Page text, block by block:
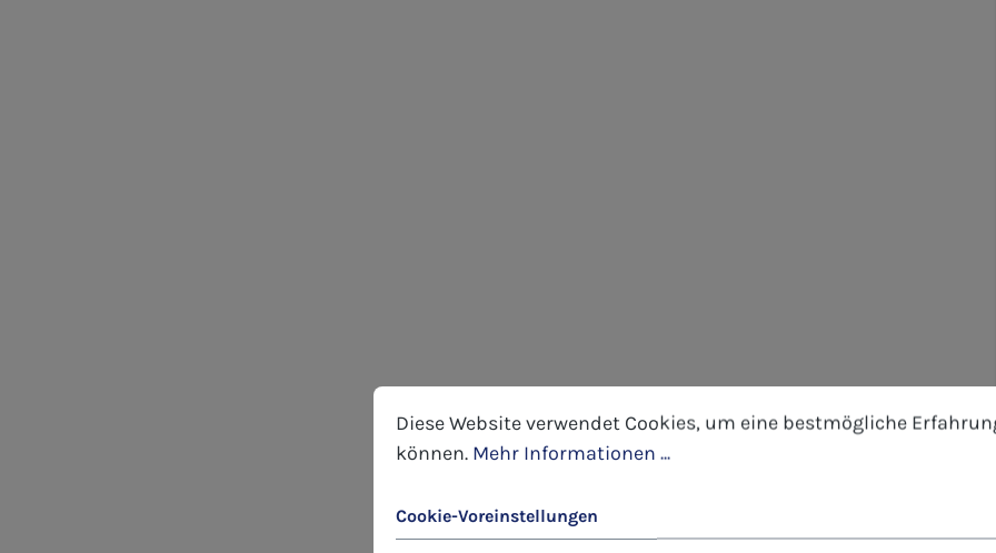
Cookie-Voreinstellungen
Diese Website verwendet Cookies, um eine bestmögliche Erfahrung
Diese Website verwendet Cookies, um eine bestmögliche
können. Mehr Informationen ...
Cookie-Voreinstellungen